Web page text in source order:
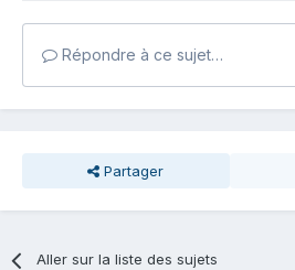
Répondre à ce sujet…
Partager
Aller sur la liste des sujets